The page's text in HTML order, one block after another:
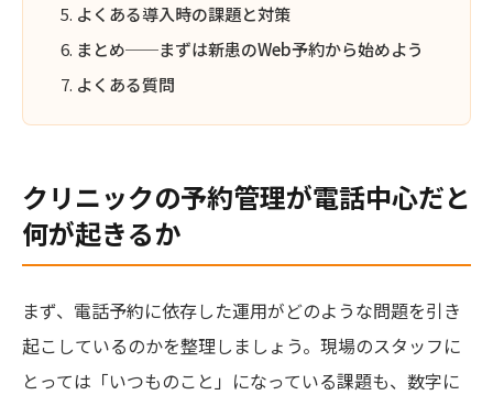
よくある導入時の課題と対策
まとめ──まずは新患のWeb予約から始めよう
よくある質問
クリニックの予約管理が電話中心だと
何が起きるか
まず、電話予約に依存した運用がどのような問題を引き
起こしているのかを整理しましょう。現場のスタッフに
とっては「いつものこと」になっている課題も、数字に